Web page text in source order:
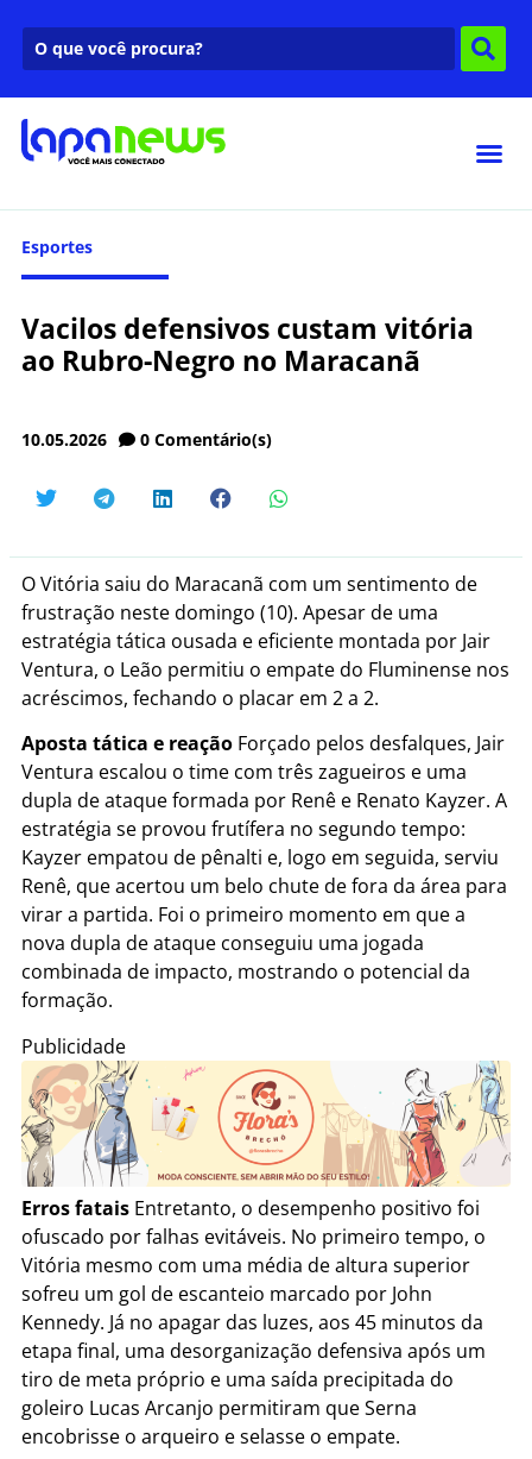
Esportes
Vacilos defensivos custam vitória
ao Rubro-Negro no Maracanã
10.05.2026 0 Comentário(s)
O Vitória saiu do Maracanã com um sentimento de
frustração neste domingo (10). Apesar de uma
estratégia tática ousada e eficiente montada por Jair
Ventura, o Leão permitiu o empate do Fluminense nos
acréscimos, fechando o placar em 2 a 2.
Aposta tática e reação Forçado pelos desfalques, Jair
Ventura escalou o time com três zagueiros e uma
dupla de ataque formada por Renê e Renato Kayzer. A
estratégia se provou frutífera no segundo tempo:
Kayzer empatou de pênalti e, logo em seguida, serviu
Renê, que acertou um belo chute de fora da área para
virar a partida. Foi o primeiro momento em que a
nova dupla de ataque conseguiu uma jogada
combinada de impacto, mostrando o potencial da
formação.
Publicidade
Erros fatais Entretanto, o desempenho positivo foi
ofuscado por falhas evitáveis. No primeiro tempo, o
Vitória mesmo com uma média de altura superior
sofreu um gol de escanteio marcado por John
Kennedy. Já no apagar das luzes, aos 45 minutos da
etapa final, uma desorganização defensiva após um
tiro de meta próprio e uma saída precipitada do
goleiro Lucas Arcanjo permitiram que Serna
encobrisse o arqueiro e selasse o empate.